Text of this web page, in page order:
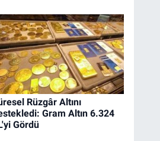
Rüzgâr Altını
Gram Altın 6.324
Gördü